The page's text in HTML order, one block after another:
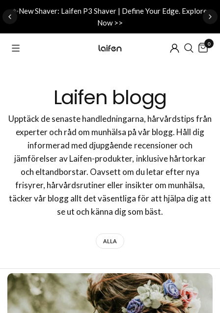
✨New Shaver: Laifen P3 Shaver | Define Your Edge. Explore
Now >>
0
Laifen blogg
Upptäck de senaste handledningarna, hårvårdstips från
experter och råd om munhälsa på vår blogg. Håll dig
informerad med djupgående recensioner och
jämförelser av Laifen-produkter, inklusive hårtorkar
och eltandborstar. Oavsett om du letar efter nya
frisyrer, hårvårdsrutiner eller insikter om munhälsa,
täcker vår blogg allt det väsentliga för att hjälpa dig att
se ut och känna dig som bäst.
ALLA